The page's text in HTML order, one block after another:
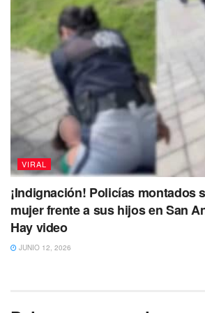
VIRAL
¡Indignación! Policías montados
mujer frente a sus hijos en San
Hay video
JUNIO 12, 2026